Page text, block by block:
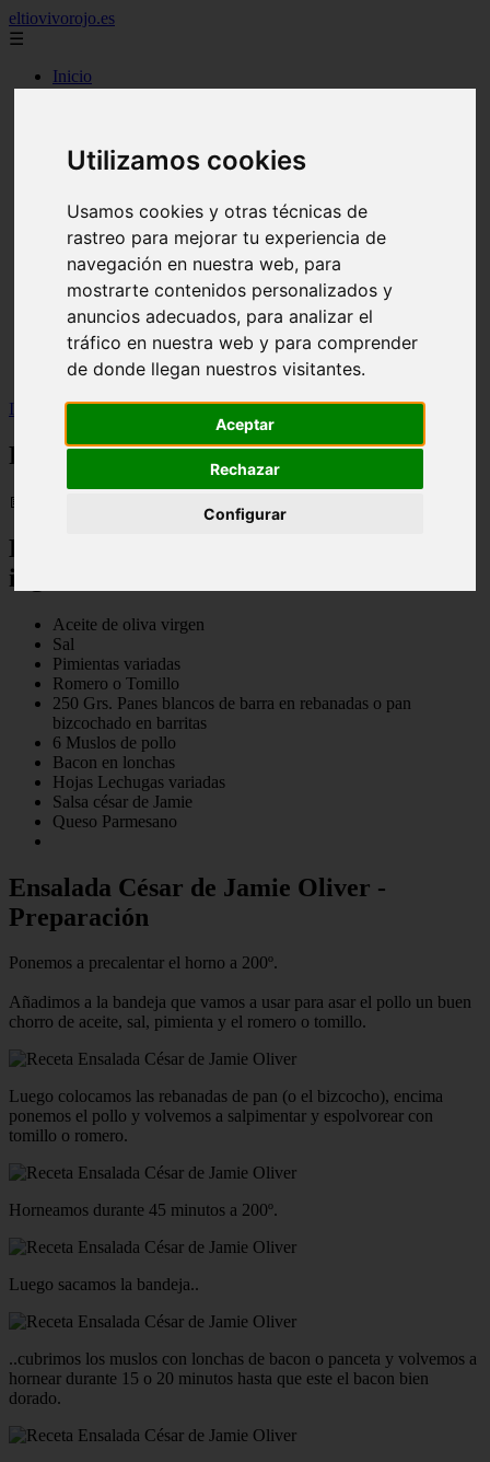
Utilizamos cookies
Usamos cookies y otras técnicas de
rastreo para mejorar tu experiencia de
navegación en nuestra web, para
mostrarte contenidos personalizados y
anuncios adecuados, para analizar el
tráfico en nuestra web y para comprender
de donde llegan nuestros visitantes.
Aceptar
Rechazar
Configurar
eltiovivorojo.es
☰
Inicio
argentina
carnes
espana
huevos
otros
postres
producto
reposteria
venezuela
verduras
Inicio
recetas >Receta Ensalada César de Jamie Oliver
Receta Ensalada César de Jamie Oliver
📅 06/09/2025
Ensalada César de Jamie Oliver -
ingredientes
Aceite de oliva virgen
Sal
Pimientas variadas
Romero o Tomillo
250 Grs. Panes blancos de barra en rebanadas o pan
bizcochado en barritas
6 Muslos de pollo
Bacon en lonchas
Hojas Lechugas variadas
Salsa césar de Jamie
Queso Parmesano
Ensalada César de Jamie Oliver -
Preparación
Ponemos a precalentar el horno a 200º.
Añadimos a la bandeja que vamos a usar para asar el pollo un buen
chorro de aceite, sal, pimienta y el romero o tomillo.
Luego colocamos las rebanadas de pan (o el bizcocho), encima
ponemos el pollo y volvemos a salpimentar y espolvorear con
tomillo o romero.
Horneamos durante 45 minutos a 200º.
Luego sacamos la bandeja..
..cubrimos los muslos con lonchas de bacon o panceta y volvemos a
hornear durante 15 o 20 minutos hasta que este el bacon bien
dorado.